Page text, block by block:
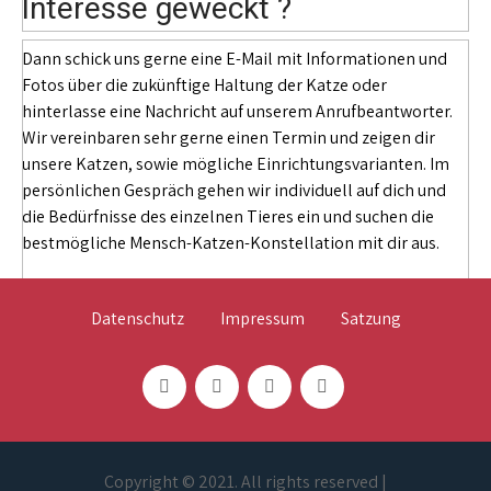
Interesse geweckt ?
Dann schick uns gerne eine E-Mail mit Informationen und
Fotos über die zukünftige Haltung der Katze oder
hinterlasse eine Nachricht auf unserem Anrufbeantworter.
Wir vereinbaren sehr gerne einen Termin und zeigen dir
unsere Katzen, sowie mögliche Einrichtungsvarianten. Im
persönlichen Gespräch gehen wir individuell auf dich und
die Bedürfnisse des einzelnen Tieres ein und suchen die
bestmögliche Mensch-Katzen-Konstellation mit dir aus.
Datenschutz Impressum Satzung
Copyright © 2021. All rights reserved |